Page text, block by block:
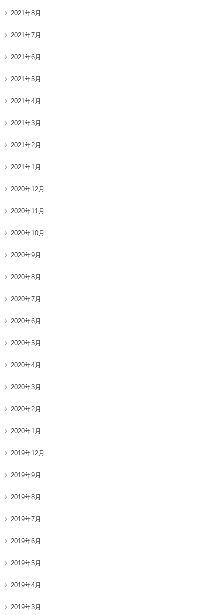
2021年8月
2021年7月
2021年6月
2021年5月
2021年4月
2021年3月
2021年2月
2021年1月
2020年12月
2020年11月
2020年10月
2020年9月
2020年8月
2020年7月
2020年6月
2020年5月
2020年4月
2020年3月
2020年2月
2020年1月
2019年12月
2019年9月
2019年8月
2019年7月
2019年6月
2019年5月
2019年4月
2019年3月